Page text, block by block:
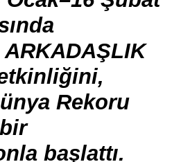
Rekoru
başlattı.